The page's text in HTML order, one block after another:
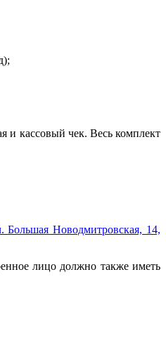
и кассовый чек. Весь комплект
Большая Новодмитровская, 14,
лицо должно также иметь